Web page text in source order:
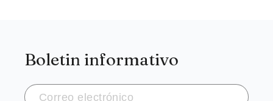
Boletin informativo